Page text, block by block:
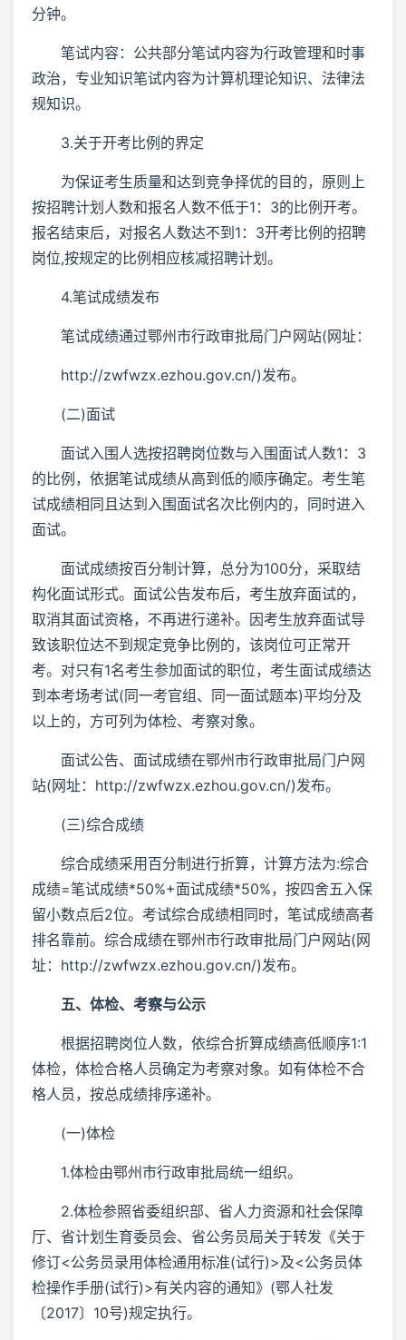
分钟。
笔试内容：公共部分笔试内容为行政管理和时事
政治，专业知识笔试内容为计算机理论知识、法律法
规知识。
3.关于开考比例的界定
为保证考生质量和达到竞争择优的目的，原则上
按招聘计划人数和报名人数不低于1：3的比例开考。
报名结束后，对报名人数达不到1：3开考比例的招聘
岗位,按规定的比例相应核减招聘计划。
4.笔试成绩发布
笔试成绩通过鄂州市行政审批局门户网站(网址：
http://zwfwzx.ezhou.gov.cn/)发布。
(二)面试
面试入围人选按招聘岗位数与入围面试人数1：3
的比例，依据笔试成绩从高到低的顺序确定。考生笔
试成绩相同且达到入围面试名次比例内的，同时进入
面试。
面试成绩按百分制计算，总分为100分，采取结
构化面试形式。面试公告发布后，考生放弃面试的，
取消其面试资格，不再进行递补。因考生放弃面试导
致该职位达不到规定竞争比例的，该岗位可正常开
考。对只有1名考生参加面试的职位，考生面试成绩达
到本考场考试(同一考官组、同一面试题本)平均分及
以上的，方可列为体检、考察对象。
面试公告、面试成绩在鄂州市行政审批局门户网
站(网址：http://zwfwzx.ezhou.gov.cn/)发布。
(三)综合成绩
综合成绩采用百分制进行折算，计算方法为:综合
成绩=笔试成绩*50%+面试成绩*50%，按四舍五入保
留小数点后2位。考试综合成绩相同时，笔试成绩高者
排名靠前。综合成绩在鄂州市行政审批局门户网站(网
址：http://zwfwzx.ezhou.gov.cn/)发布。
五、体检、考察与公示
根据招聘岗位人数，依综合折算成绩高低顺序1:1
体检，体检合格人员确定为考察对象。如有体检不合
格人员，按总成绩排序递补。
(一)体检
1.体检由鄂州市行政审批局统一组织。
2.体检参照省委组织部、省人力资源和社会保障
厅、省计划生育委员会、省公务员局关于转发《关于
修订<公务员录用体检通用标准(试行)>及<公务员体
检操作手册(试行)>有关内容的通知》(鄂人社发
〔2017〕10号)规定执行。